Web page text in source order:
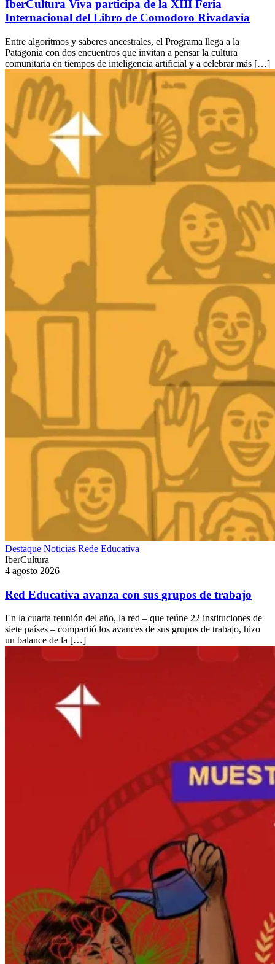
IberCultura Viva participa de la XIII Feria
Internacional del Libro de Comodoro Rivadavia
Entre algoritmos y saberes ancestrales, el Programa llega a la
Patagonia con dos encuentros que invitan a pensar la cultura
comunitaria en tiempos de inteligencia artificial y a celebrar más […]
Destaque Noticias Rede Educativa
IberCultura
4 agosto 2026
Red Educativa avanza con sus grupos de trabajo
En la cuarta reunión del año, la red – que reúne 22 instituciones de
siete países – compartió los avances de sus grupos de trabajo, hizo
un balance de la […]